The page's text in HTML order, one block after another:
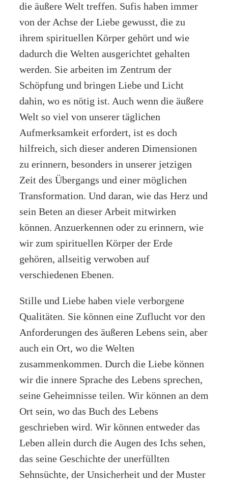
die äußere Welt treffen. Sufis haben immer
von der Achse der Liebe gewusst, die zu
ihrem spirituellen Körper gehört und wie
dadurch die Welten ausgerichtet gehalten
werden. Sie arbeiten im Zentrum der
Schöpfung und bringen Liebe und Licht
dahin, wo es nötig ist. Auch wenn die äußere
Welt so viel von unserer täglichen
Aufmerksamkeit erfordert, ist es doch
hilfreich, sich dieser anderen Dimensionen
zu erinnern, besonders in unserer jetzigen
Zeit des Übergangs und einer möglichen
Transformation. Und daran, wie das Herz und
sein Beten an dieser Arbeit mitwirken
können. Anzuerkennen oder zu erinnern, wie
wir zum spirituellen Körper der Erde
gehören, allseitig verwoben auf
verschiedenen Ebenen.
Stille und Liebe haben viele verborgene
Qualitäten. Sie können eine Zuflucht vor den
Anforderungen des äußeren Lebens sein, aber
auch ein Ort, wo die Welten
zusammenkommen. Durch die Liebe können
wir die innere Sprache des Lebens sprechen,
seine Geheimnisse teilen. Wir können an dem
Ort sein, wo das Buch des Lebens
geschrieben wird. Wir können entweder das
Leben allein durch die Augen des Ichs sehen,
das seine Geschichte der unerfüllten
Sehnsüchte, der Unsicherheit und der Muster